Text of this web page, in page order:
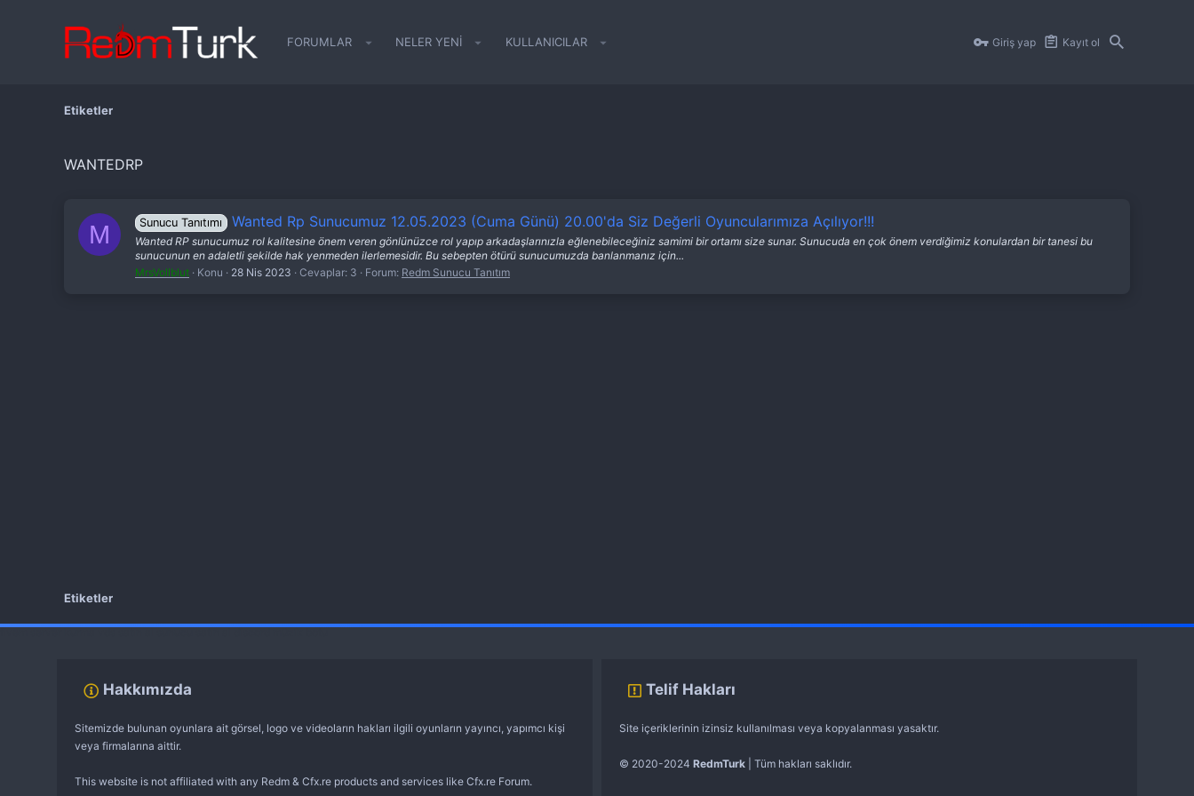
FORUMLAR NELER YENI KULLANICILAR Giriş yap Kayıt ol
Etiketler
WANTEDRP
M Sunucu Tanıtımı Wanted Rp Sunucumuz 12.05.2023 (Cuma Günü) 20.00'da Siz Değerli Oyuncularımıza Açılıyor!!!
Wanted RP sunucumuz rol kalitesine önem veren gönlünüzce rol yapıp arkadaşlarınızla eğlenebileceğiniz samimi bir ortamı size sunar. Sunucuda en çok önem verdiğimiz konulardan bir tanesi bu
sunucunun en adaletli şekilde hak yenmeden ilerlemesidir. Bu sebepten ötürü sunucumuzda banlanmanız için...
MrsVollblut
Konu 28 Nis 2023 Cevaplar: 3 Forum: Redm Sunucu Tanıtım
Etiketler
Hakkımızda
Sitemizde bulunan oyunlara ait görsel, logo ve videoların hakları ilgili oyunların yayıncı, yapımcı kişi
veya firmalarına aittir.
This website is not affiliated with any Redm & Cfx.re products and services like Cfx.re Forum.
Telif Hakları
Site içeriklerinin izinsiz kullanılması veya kopyalanması yasaktır.
© 2020-2024 RedmTurk | Tüm hakları saklıdır.